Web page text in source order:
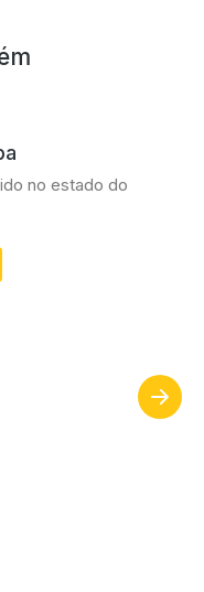
no estado do